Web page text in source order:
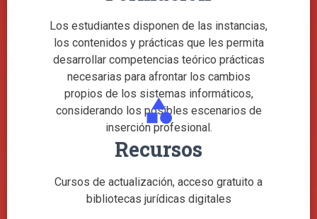
Los estudiantes disponen de las instancias,
los contenidos y prácticas que les permita
desarrollar competencias teórico prácticas
necesarias para afrontar los cambios
propios de los sistemas informáticos,
considerando los posibles escenarios de
inserción profesional.
category
Recursos
Cursos de actualización, acceso gratuito a
bibliotecas jurídicas digitales